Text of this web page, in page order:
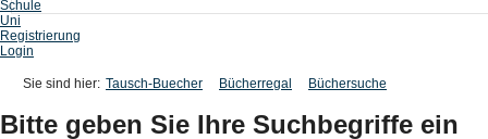
Schule
Uni
Registrierung
Login
Sie sind hier: Tausch-Buecher Bücherregal Büchersuche
Bitte geben Sie Ihre Suchbegriffe ein